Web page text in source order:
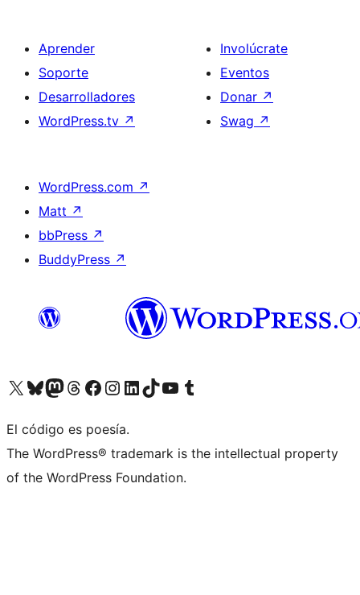
Aprender
Soporte
Desarrolladores
WordPress.tv ↗
Involúcrate
Eventos
Donar ↗
Swag ↗
WordPress.com ↗
Matt ↗
bbPress ↗
BuddyPress ↗
Visita nuestra cuenta de X (anteriormente Twitter)
Visita nuestra cuenta de Bluesky
Visita nuestra cuenta de Mastodon
Visita nuestra cuenta de Threads
Visita nuestra página de Facebook
Visita nuestra cuenta de Instagram
Visita nuestra cuenta de LinkedIn
Visita nuestra cuenta de TikTok
Visita nuestro canal de YouTube
Visita nuestra cuenta de Tumblr
El código es poesía.
The WordPress® trademark is the intellectual property
of the WordPress Foundation.